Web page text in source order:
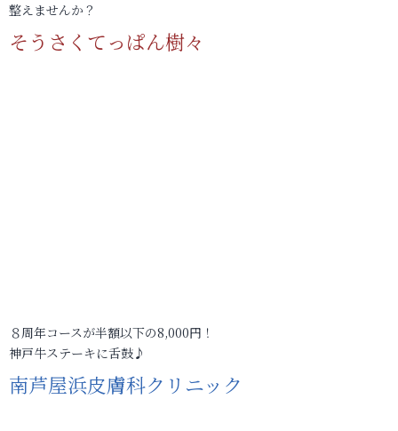
整えませんか？
そうさくてっぱん樹々
８周年コースが半額以下の8,000円！
神戸牛ステーキに舌鼓♪
南芦屋浜皮膚科クリニック